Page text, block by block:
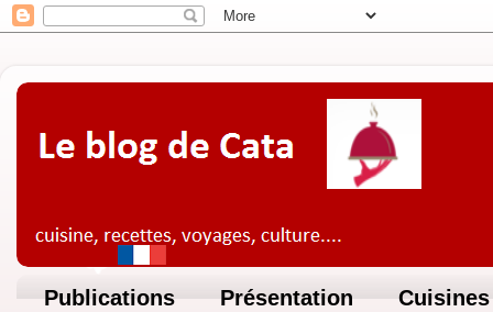
Publications Présentation